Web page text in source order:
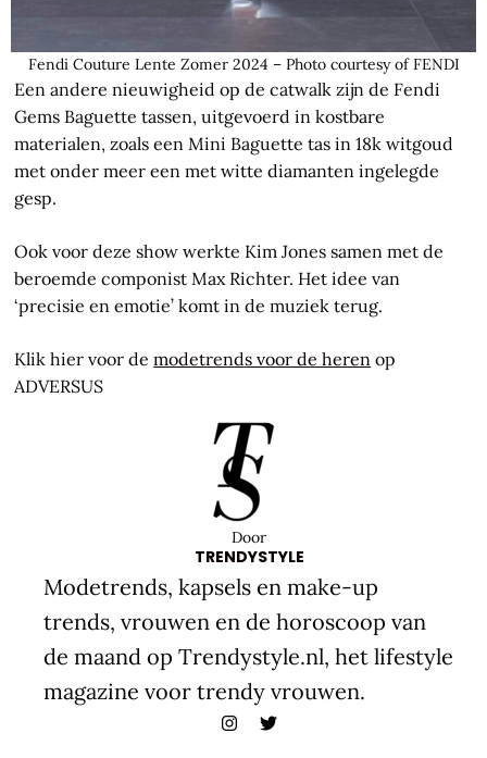
Fendi Couture Lente Zomer 2024 – Photo courtesy of FENDI
Een andere nieuwigheid op de catwalk zijn de Fendi
Gems Baguette tassen, uitgevoerd in kostbare
materialen, zoals een Mini Baguette tas in 18k witgoud
met onder meer een met witte diamanten ingelegde
gesp.
Ook voor deze show werkte Kim Jones samen met de
beroemde componist Max Richter. Het idee van
‘precisie en emotie’ komt in de muziek terug.
Klik hier voor demodetrends voor de heren op
ADVERSUS
Door
TRENDYSTYLE
Modetrends, kapsels en make-up
trends, vrouwen en de horoscoop van
de maand op Trendystyle.nl, het lifestyle
magazine voor trendy vrouwen.